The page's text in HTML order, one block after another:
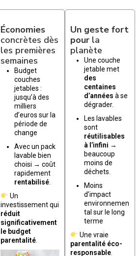
Économies
concrètes dès
les premières
semaines
Budget
couches
jetables :
jusqu’à des
milliers
d’euros sur la
période de
change
Avec un pack
lavable bien
choisi → coût
rapidement
rentabilisé.
Un
investissement qui
réduit
significativement
le budget
parentalité.
Un geste fort
pour la
planète
Une couche
jetable met
des
centaines
d’années à se
dégrader.
Les lavables
sont
réutilisables
à l’infini →
beaucoup
moins de
déchets.
Moins
d’impact
environnemen
tal sur le long
terme
Une vraie
parentalité éco-
responsable